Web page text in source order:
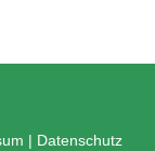
| Datenschutz